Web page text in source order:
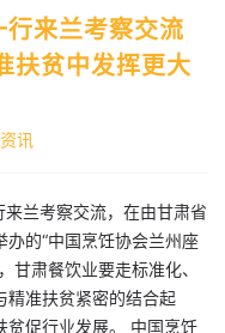
来兰考察交流
扶贫中发挥更大
讯
兰考察交流，在由甘肃省
的“中国烹饪协会兰州座
甘肃餐饮业要走标准化、
精准扶贫紧密的结合起
贫促行业发展。 中国烹饪